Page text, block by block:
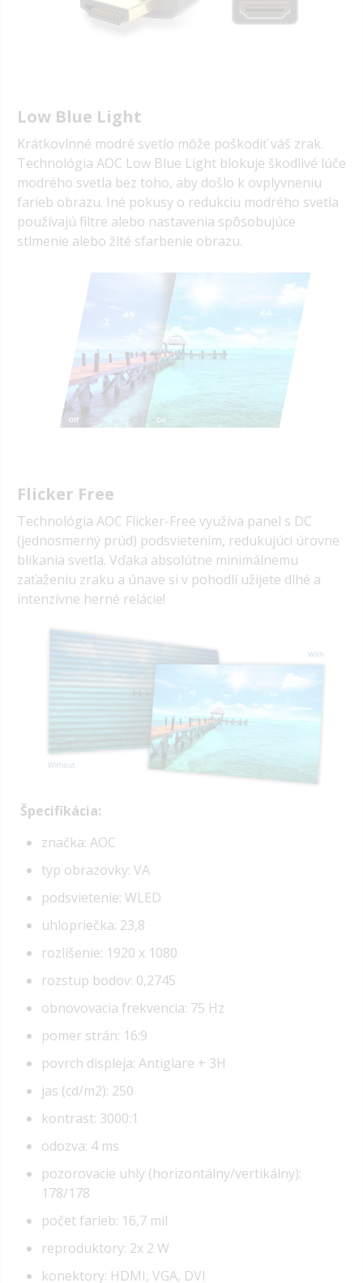
Low Blue Light
Krátkovlnné modré svetlo môže poškodiť váš zrak.
Technológia AOC Low Blue Light blokuje škodlivé lúče
modrého svetla bez toho, aby došlo k ovplyvneniu
farieb obrazu. Iné pokusy o redukciu modrého svetla
používajú filtre alebo nastavenia spôsobujúce
stlmenie alebo žlté sfarbenie obrazu.
Flicker Free
Technológia AOC Flicker-Free využíva panel s DC
(jednosmerný prúd) podsvietením, redukujúci úrovne
blikania svetla. Vďaka absolútne minimálnemu
zaťaženiu zraku a únave si v pohodlí užijete dlhé a
intenzívne herné relácie!
Špecifikácia:
značka: AOC
typ obrazovky: VA
podsvietenie: WLED
uhlopriečka: 23,8
rozlíšenie: 1920 x 1080
rozstup bodov: 0,2745
obnovovacia frekvencia: 75 Hz
pomer strán: 16:9
povrch displeja: Antiglare + 3H
jas (cd/m2): 250
kontrast: 3000:1
odozva: 4 ms
pozorovacie uhly (horizontálny/vertikálny):
178/178
počet farieb: 16,7 mil
reproduktory: 2x 2 W
konektory: HDMI, VGA, DVI